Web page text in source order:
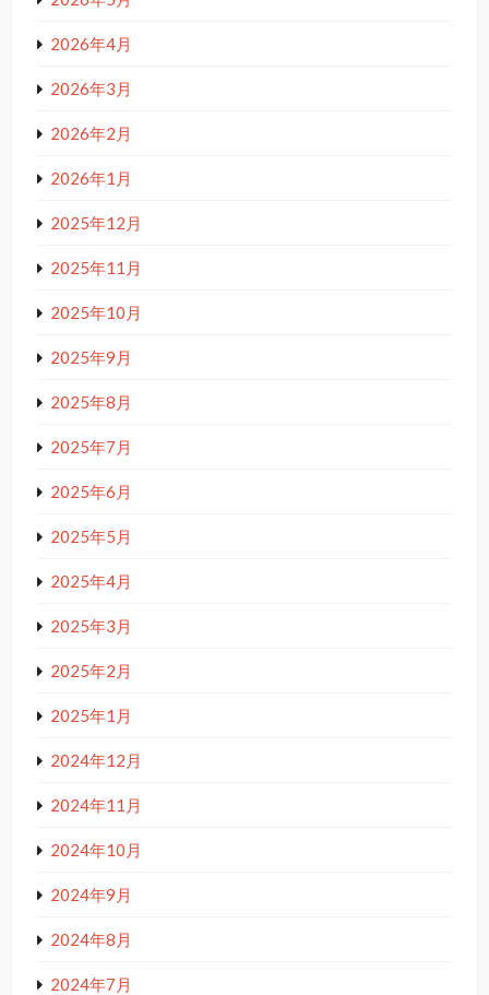
2026年4月
2026年3月
2026年2月
2026年1月
2025年12月
2025年11月
2025年10月
2025年9月
2025年8月
2025年7月
2025年6月
2025年5月
2025年4月
2025年3月
2025年2月
2025年1月
2024年12月
2024年11月
2024年10月
2024年9月
2024年8月
2024年7月